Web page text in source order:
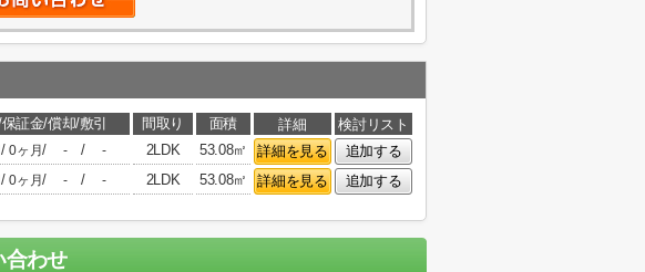
証金/償却/敷引 間取り 面積 詳細
検討リスト
/0ヶ月/ - / - 2LDK 53.08㎡ 詳細を見る
追加する
/0ヶ月/ - / - 2LDK 53.08㎡ 詳細を見る 追加する
合わせ